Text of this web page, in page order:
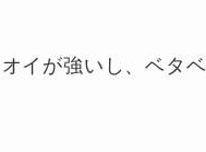
オイが強いし、ベタ